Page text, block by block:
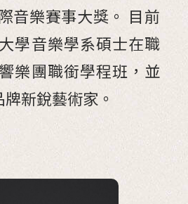
音樂賽事大獎。 目前
學音樂學系碩士在職
樂團職銜學程班，並
新銳藝術家。